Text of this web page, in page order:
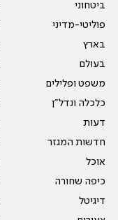
ביטחוני
פוליטי-מדיני
בארץ
בעולם
משפט ופלילים
כלכלה ונדל"ן
דעות
חדשות המגזר
אוכל
כיפה שחורה
דיגיטל